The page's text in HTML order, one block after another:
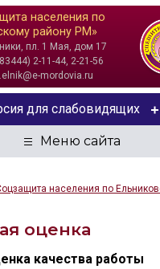
населения по
району РМ»
пл. 1 Мая, дом 17
2-11-44, 2-21-56
mordovia.ru
населения по
для слабовидящих
ЦВЕТОВАЯ СХЕМА
оценка
качества работы